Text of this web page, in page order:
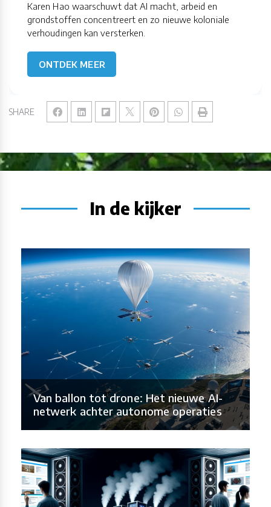
SHARE
Karen Hao waarschuwt dat AI macht, arbeid en
grondstoffen concentreert en zo nieuwe koloniale
verhoudingen kan versterken.
ONTDEK MEER
In de kijker
Van ballon tot drone: Het nieuwe AI-
netwerk achter autonome operaties